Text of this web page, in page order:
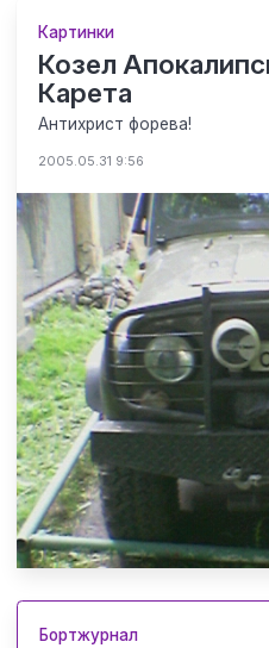
Картинки
Козел
Карета
Антихрист форева!
2005.05.31 9:56
Бортжурнал